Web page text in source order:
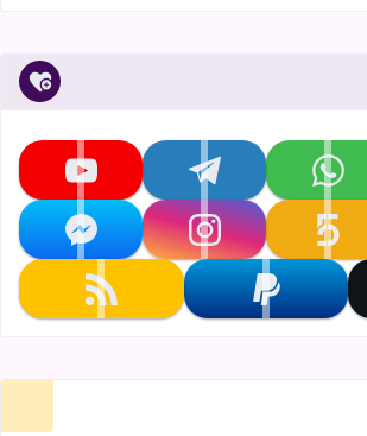
تابعنا على whatsapp تابعنا على telegram تابعنا على youtube
تابعنا على khamsat تابعنا على instagram تابعنا على messenger
تابعنا على paypal تابعنا على rss